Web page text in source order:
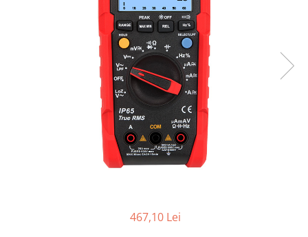
Osciloscoape AXIOMET
Osciloscoape B&K PRECISION
Osciloscoape FLUKE
Osciloscoape GW INSTEK
Osciloscoape HANTEK
Osciloscoape KEYSIGHT
467,10 Lei